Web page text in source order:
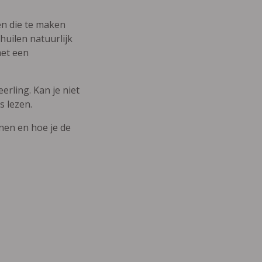
die te maken
natuurlijk
een
Kan je niet
lezen.
en hoe je de